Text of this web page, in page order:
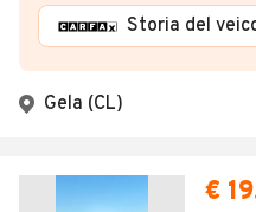
Storia del
Gela (CL)
€